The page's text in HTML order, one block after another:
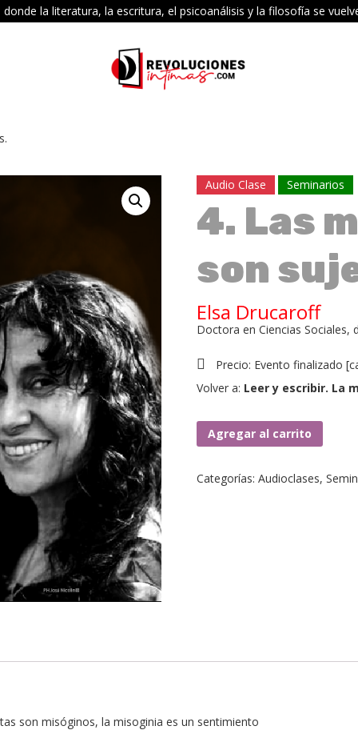
la literatura, la escritura, el psicoanálisis y la filosofía se
Audio Clase Seminarios
4. Las
son
Elsa Drucaroff
Doctora en Ciencias Sociales,
Precio: Evento finalizado [
Volver a: Leer y escribir. La
Las
(no)
Agregar al carrito
Categorías:Audioclases,
son misóginos, la misoginia es un sentimiento